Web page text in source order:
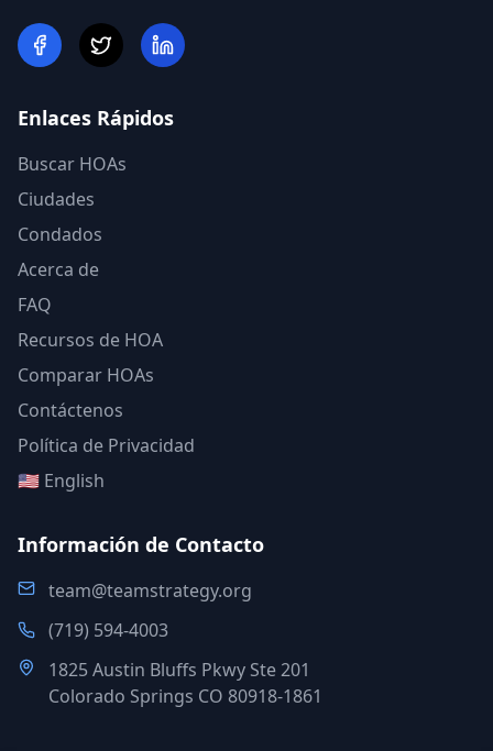
Enlaces Rápidos
Buscar HOAs
Ciudades
Condados
Acerca de
FAQ
Recursos de HOA
Comparar HOAs
Contáctenos
Política de Privacidad
🇺🇸 English
Información de Contacto
team@teamstrategy.org
(719) 594-4003
1825 Austin Bluffs Pkwy Ste 201
Colorado Springs CO 80918-1861